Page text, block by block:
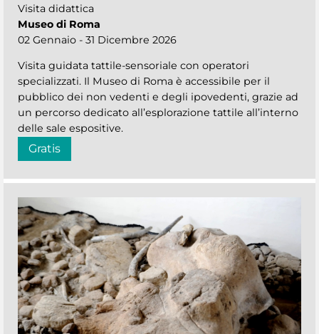
Visita didattica
Museo di Roma
02 Gennaio - 31 Dicembre 2026
Visita guidata tattile-sensoriale con operatori
specializzati. Il Museo di Roma è accessibile per il
pubblico dei non vedenti e degli ipovedenti, grazie ad
un percorso dedicato all’esplorazione tattile all’interno
delle sale espositive.
Gratis